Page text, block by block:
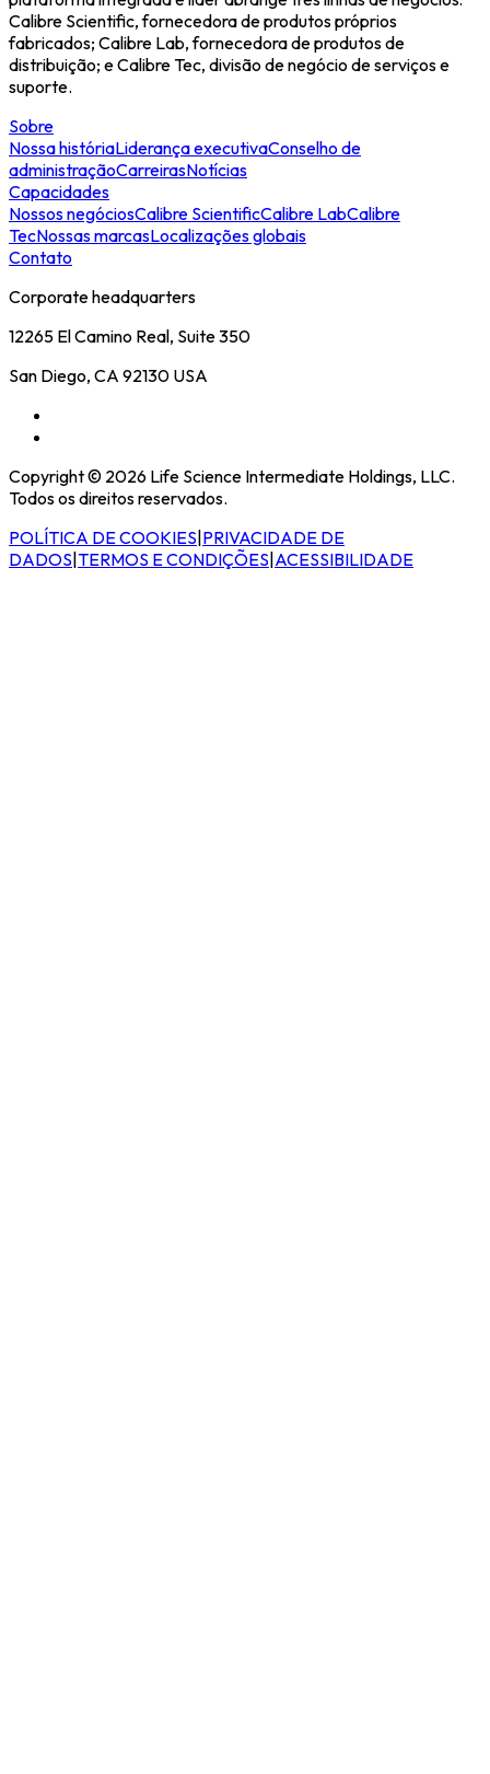
Calibre Scientific, fornecedora de produtos próprios
fabricados; Calibre Lab, fornecedora de produtos de
distribuição; e Calibre Tec, divisão de negócio de serviços e
suporte.
Sobre
Nossa históriaLiderança executivaConselho de
administraçãoCarreirasNotícias
Capacidades
Nossos negóciosCalibre ScientificCalibre LabCalibre
TecNossas marcasLocalizações globais
Contato
Corporate headquarters
12265 El Camino Real, Suite 350
San Diego, CA 92130 USA
Copyright © 2026 Life Science Intermediate Holdings, LLC.
Todos os direitos reservados.
POLÍTICA DE COOKIES PRIVACIDADE DE
DADOS TERMOS E CONDIÇÕES ACESSIBILIDADE